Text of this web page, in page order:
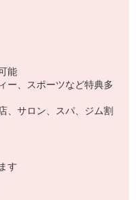
能
ー、スポーツなど特典多
、サロン、スパ、ジム割
す